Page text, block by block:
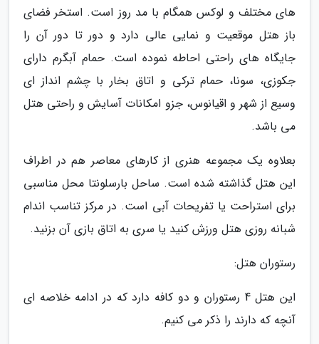
های مختلف و لوکس همگام با مد روز است. استخر فضای
باز هتل موقعیت و نمایی عالی دارد و دور تا دور آن را
جایگاه های راحتی احاطه نموده است. حمام آبگرم دارای
جکوزی، سونا، حمام ترکی و اتاق بخار با چشم انداز ای
وسیع از شهر و اقیانوس، جزو امکانات آسایش و راحتی هتل
می باشد.
بعلاوه یک مجموعه هنری از کارهای معاصر هم در اطراف
این هتل گذاشته شده است. ساحل بارسلونتا محل مناسبی
برای استراحت یا تفریحات آبی است. در مرکز تناسب اندام
شبانه روزی هتل ورزش کنید یا سری به اتاق بازی آن بزنید.
رستوران هتل:
این هتل 4 رستوران و دو کافه دارد که در ادامه خلاصه ای
آنچه که دارند را ذکر می کنیم.